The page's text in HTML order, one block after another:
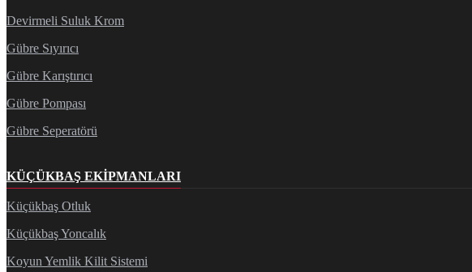
Devirmeli Suluk Krom
Gübre Sıyırıcı
Gübre Karıştırıcı
Gübre Pompası
Gübre Seperatörü
KÜÇÜKBAŞ EKIPMANLARI
Küçükbaş Otluk
Küçükbaş Yoncalık
Koyun Yemlik Kilit Sistemi